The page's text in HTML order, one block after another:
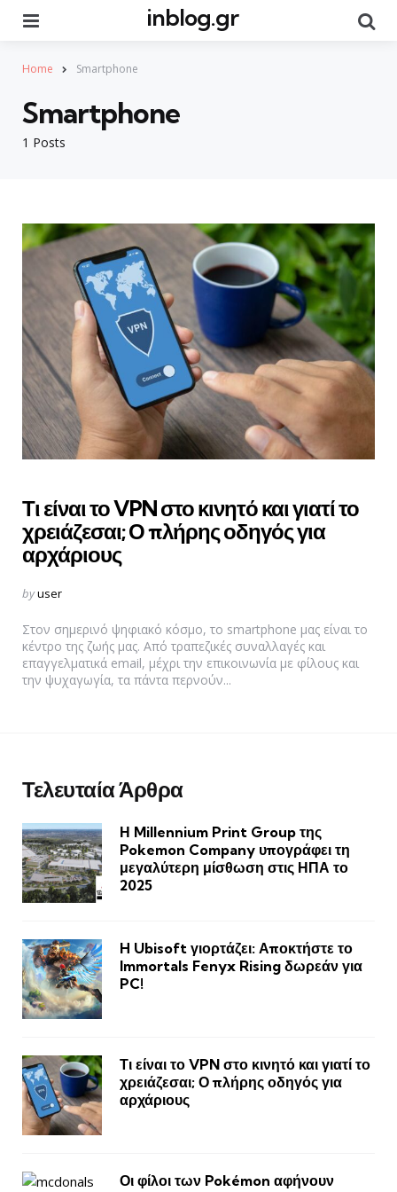
inblog.gr
Home Smartphone
1 Posts
Smartphone
Τι είναι το VPN στο κινητό και γιατί το
χρειάζεσαι; Ο πλήρης οδηγός για
αρχάριους
Posted
byuser
Στον σημερινό ψηφιακό κόσμο, το smartphone μας είναι το
κέντρο της ζωής μας. Από τραπεζικές συναλλαγές και
επαγγελματικά email, μέχρι την επικοινωνία με φίλους και
την ψυχαγωγία, τα πάντα περνούν...
Τελευταία Άρθρα
Η Millennium Print Group της
Pokemon Company υπογράφει τη
μεγαλύτερη μίσθωση στις ΗΠΑ το
2025
H Ubisoft γιορτάζει: Αποκτήστε το
Immortals Fenyx Rising δωρεάν για
PC!
Τι είναι το VPN στο κινητό και γιατί το
χρειάζεσαι; Ο πλήρης οδηγός για
αρχάριους
Οι φίλοι των Pokémon αφήνουν